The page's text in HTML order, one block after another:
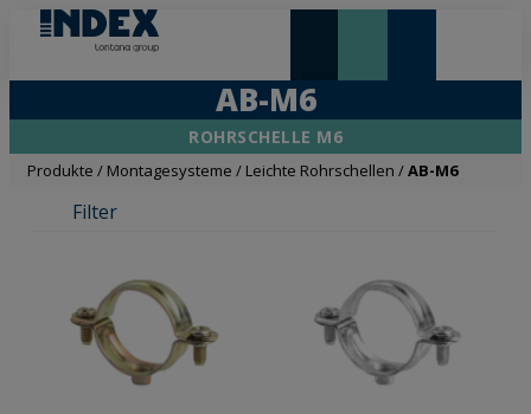
AB-M6
ROHRSCHELLE M6
Produkte / Montagesysteme / Leichte Rohrschellen /AB-M6
Filter